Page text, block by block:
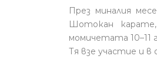
През миналия
Шотокан
момичетата 10–11
Тя взе участие и